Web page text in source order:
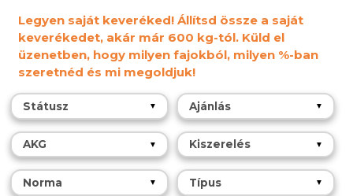
Legyen saját keveréked! Állítsd össze a saját
keverékedet, akár már 600 kg-tól. Küld el
üzenetben, hogy milyen fajokból, milyen %-ban
szeretnéd és mi megoldjuk!
Státusz ▼ Ajánlás ▼
AKG ▼ Kiszerelés ▼
Norma ▼ Típus ▼